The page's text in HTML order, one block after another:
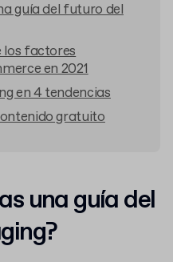
guía del futuro del
los factores
en 2021
en 4 tendencias
gratuito
una guía del